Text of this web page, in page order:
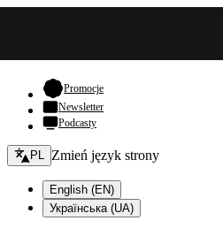
Promocje- otwiera się w nowej karcie
Newsletter
Podcasty
Zmień język - bieżący:
PL Zmień język strony
English (EN)
Українська (UA)